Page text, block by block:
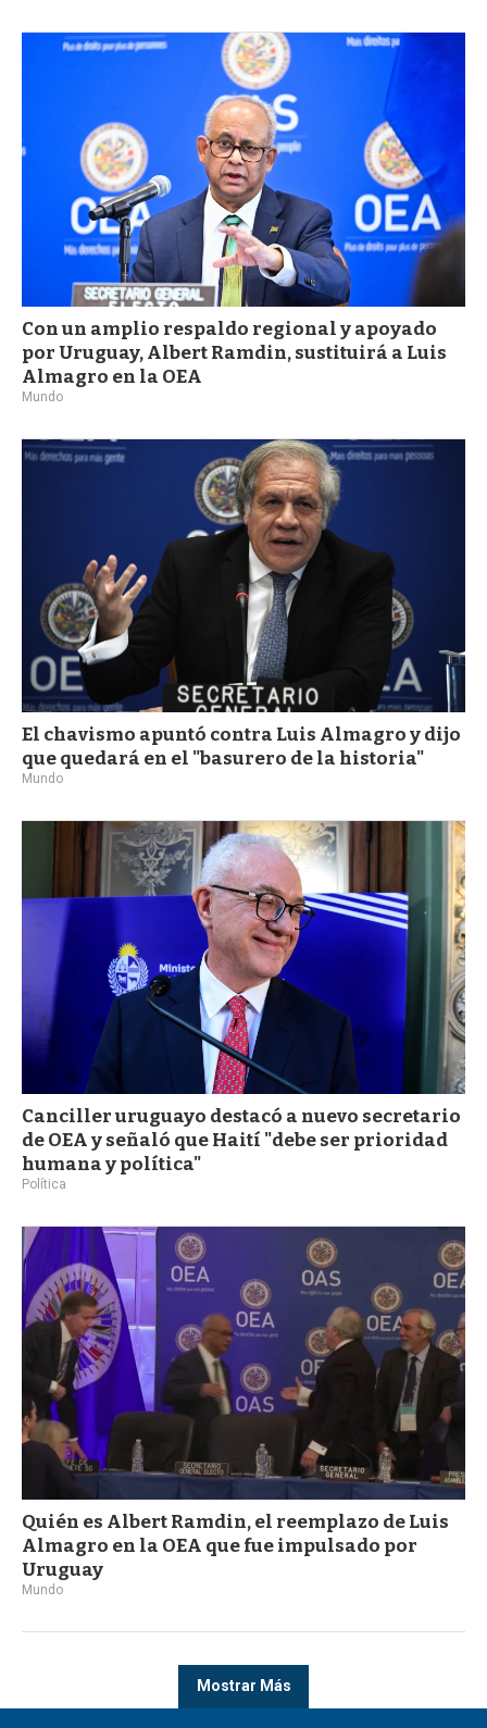
Con un amplio respaldo regional y apoyado
por Uruguay, Albert Ramdin, sustituirá a Luis
Almagro en la OEA
Mundo
El chavismo apuntó contra Luis Almagro y dijo
que quedará en el "basurero de la historia"
Mundo
Canciller uruguayo destacó a nuevo secretario
de OEA y señaló que Haití "debe ser prioridad
humana y política"
Política
Quién es Albert Ramdin, el reemplazo de Luis
Almagro en la OEA que fue impulsado por
Uruguay
Mundo
Mostrar Más